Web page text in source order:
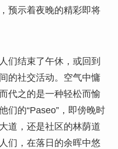
预示着夜晚的精彩即将
们结束了午休，或回到
的社交活动。空气中慵
代之的是一种轻松而愉
们的“Paseo”，即傍晚时
道，还是社区的林荫道
们，在落日的余晖中悠